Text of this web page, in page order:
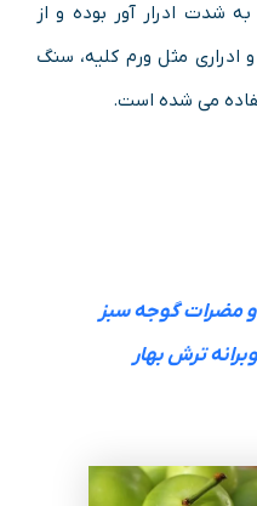
شدت ادرار آور بوده و از
ادراری مثل ورم کلیه، سنگ
می شده است.
مضرات گوجه سبز
ترش بهار